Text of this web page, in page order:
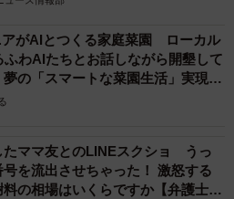
アがAIとつくる家庭菜園 ローカル
ふわAIたちとお話しながら開墾して
の「スマートな菜園生活」実現な
たママ友とのLINEスクショ うっ
を流出させちゃった！ 激怒する
の相場はいくらですか【弁護士が